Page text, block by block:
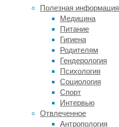
Полезная информация
Медицина
Питание
Гигиена
Родителям
Гендерология
Психология
Социология
Спорт
Интервью
Отвлеченное
Антропология
с
открытым
овальным
окном
подверглись
повышенному
риску
инсульта.
Кроме
того,
в